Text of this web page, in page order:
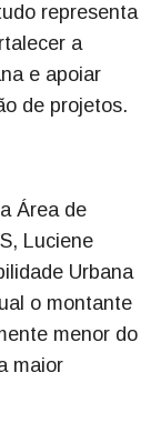
representa
a
e apoiar
de projetos.
Área de
Luciene
Urbana
o montante
menor do
maior